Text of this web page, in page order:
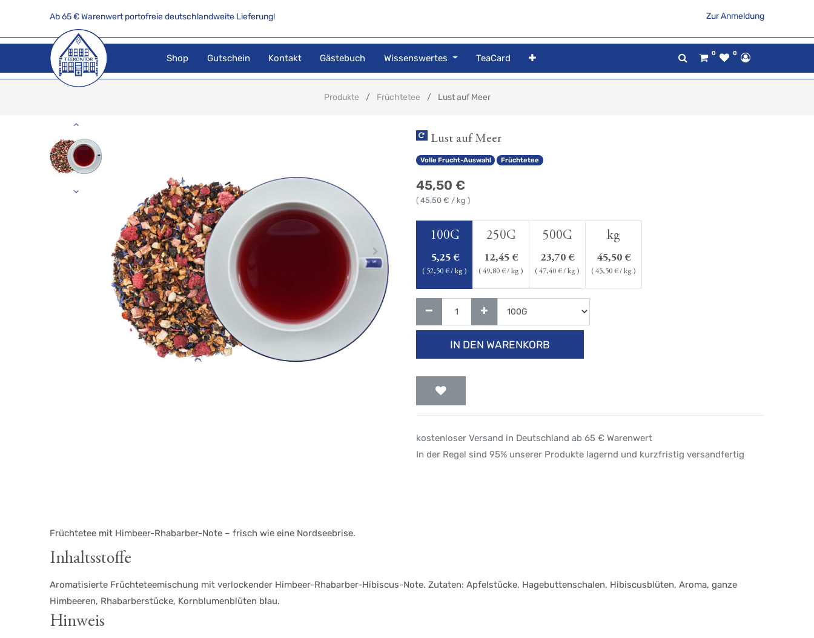
Ab 65 € Warenwert portofreie deutschlandweite Lieferung! Zur Anmeldung
Shop Gutschein Kontakt Gästebuch Wissenswertes TeaCard 0 0
Produkte Früchtetee Lust auf Meer
Lust auf Meer
Volle Frucht-Auswahl Früchtetee
45,50 €
( 45,50 € / kg )
100G
5,25€
( 52,50 € / kg )
250G
12,45 €
( 49,80 € / kg )
500G
23,70 €
( 47,40 € / kg )
kg
45,50 €
( 45,50 € / kg )
IN DEN WARENKORB
kostenloser Versand in Deutschland ab 65 € Warenwert
In der Regel sind 95% unserer Produkte lagernd und kurzfristig versandfertig
Früchtetee mit Himbeer-Rhabarber-Note – frisch wie eine Nordseebrise.
Inhaltsstoffe
Aromatisierte Früchteteemischung mit verlockender Himbeer-Rhabarber-Hibiscus-Note. Zutaten: Apfelstücke, Hagebuttenschalen, Hibiscusblüten, Aroma, ganze
Himbeeren, Rhabarberstücke, Kornblumenblüten blau.
Hinweis